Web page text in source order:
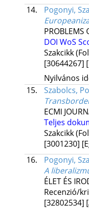
14.
Pogonyi,
PROBLEMS
DOI WoS
Szakcikk
[30644267]
Nyilvános
15.
Szabolcs,
ECMI
Teljes
Szakcikk
[3001230]
16.
Pogonyi,
A
ÉLET ÉS
Recenzió/
[32802534]